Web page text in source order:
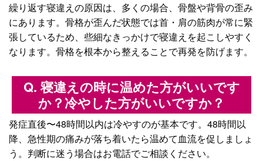
繰り返す寝違えの原因は、多くの場合、骨盤や背骨の歪み
にあります。骨格が歪んだ状態では首・肩の筋肉が常に緊
張しているため、些細なきっかけで寝違えを起こしやすく
なります。骨格を根本から整えることで再発を防げます。
Q. 寝違えの時に温めた方がいいです
か？冷やした方がいいですか？
発症直後〜48時間以内は冷やすのが基本です。48時間以
降、急性期の痛みが落ち着いたら温めて血流を促しましょ
う。判断に迷う場合はお電話でご相談ください。